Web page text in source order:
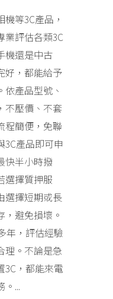
等3C產品，
業評估各類3C
機還是中古
好，都能給予
產品型號、
不壓價、不套
程簡便，免聯
3C產品即可申
快半小時撥
選擇質押服
選擇短期或長
避免損壞。
年，評估經驗
理。不論是急
3C，都能來電
...